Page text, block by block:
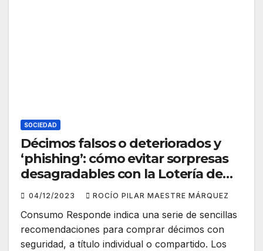
SOCIEDAD
Décimos falsos o deteriorados y
‘phishing’: cómo evitar sorpresas
desagradables con la Lotería de
Navidad
04/12/2023 ROCÍO PILAR MAESTRE MÁRQUEZ
Consumo Responde indica una serie de sencillas
recomendaciones para comprar décimos con
seguridad, a título individual o compartido. Los